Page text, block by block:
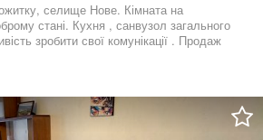
селище Нове. Кімната на
стані. Кухня , санвузол загального
зробити свої комунікації . Продаж